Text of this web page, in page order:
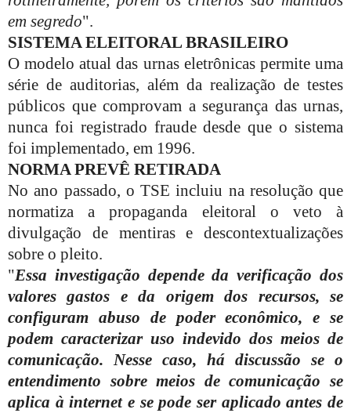
em segredo".
SISTEMA ELEITORAL BRASILEIRO
O modelo atual das urnas eletrônicas permite uma
série de auditorias, além da realização de testes
públicos que comprovam a segurança das urnas,
nunca foi registrado fraude desde que o sistema
foi implementado, em 1996.
NORMA PREVÊ RETIRADA
No ano passado, o TSE incluiu na resolução que
normatiza a propaganda eleitoral o veto à
divulgação de mentiras e descontextualizações
sobre o pleito.
"Essa investigação depende da verificação dos
valores gastos e da origem dos recursos, se
configuram abuso de poder econômico, e se
podem caracterizar uso indevido dos meios de
comunicação. Nesse caso, há discussão se o
entendimento sobre meios de comunicação se
aplica à internet e se pode ser aplicado antes de